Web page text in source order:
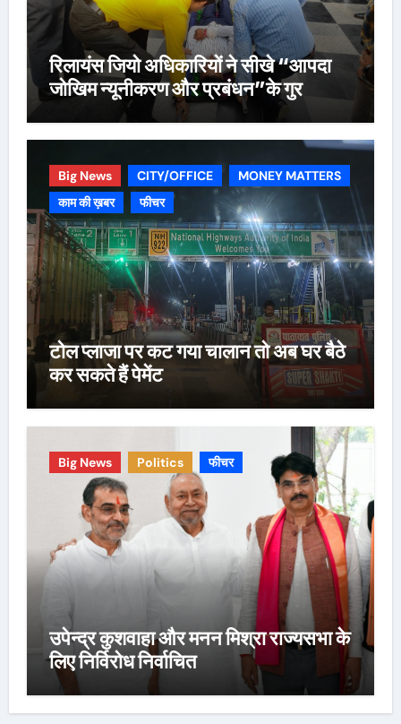
रिलायंस जियो अधिकारियों ने सीखे “आपदा
जोखिम न्यूनीकरण और प्रबंधन”के गुर
Big News CITY/OFFICE
MONEY MATTERS
काम की ख़बर
फीचर
टोल प्लाजा पर कट गया चालान तो अब घर बैठे
कर सकते हैं पेमेंट
Big News Politics फीचर
उपेन्द्र कुशवाहा और मनन मिश्रा राज्यसभा के
लिए निर्विरोध निर्वाचित